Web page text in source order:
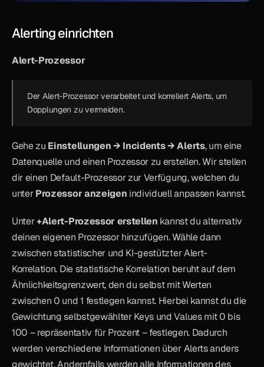
Alerting einrichten
Alert-Prozessor
Der Alert-Prozessor verarbeitet und korreliert Alerts, um
Dopplungen zu vermeiden.
Gehe zu Einstellungen → Incidents → Alerts, um eine
Datenquelle und einen Prozessor zu erstellen. Wir stellen
dir einen Default-Prozessor zur Verfügung, welchen du
unter Prozessor anzeigen individuell anpassen kannst.
Unter +Alert-Prozessor erstellen kannst du alternativ
deinen eigenen Prozessor hinzufügen. Wähle dann
zwischen statistischer und KI-gestützter Alert-
Korrelation. Die statistische Korrelation beruht auf dem
Ähnlichkeitsgrenzwert, den du selbst mit Werten
zwischen 0 und 1 festlegen kannst. Hierbei kannst du die
Gewichtung selbstgewählter Keys und Values mit 0 bis
100 – repräsentativ für Prozent – festlegen. Dadurch
werden verschiedene Informationen über Alerts anders
gewichtet. Andernfalls werden alle Informationen des